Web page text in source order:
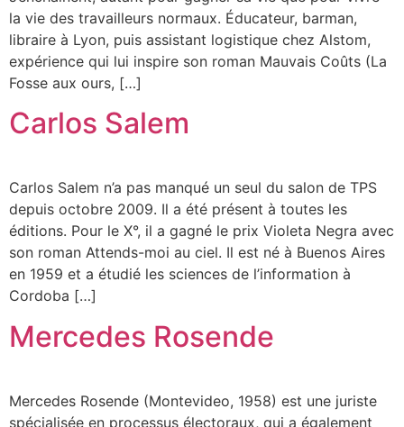
la vie des travailleurs normaux. Éducateur, barman,
libraire à Lyon, puis assistant logistique chez Alstom,
expérience qui lui inspire son roman Mauvais Coûts (La
Fosse aux ours, […]
Carlos Salem
Carlos Salem n’a pas manqué un seul du salon de TPS
depuis octobre 2009. Il a été présent à toutes les
éditions. Pour le X°, il a gagné le prix Violeta Negra avec
son roman Attends-moi au ciel. Il est né à Buenos Aires
en 1959 et a étudié les sciences de l’information à
Cordoba […]
Mercedes Rosende
Mercedes Rosende (Montevideo, 1958) est une juriste
spécialisée en processus électoraux, qui a également